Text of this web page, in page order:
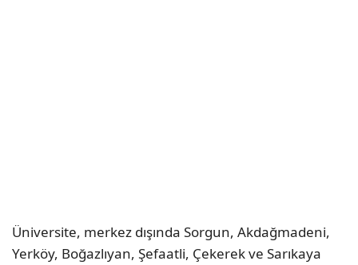
Üniversite, merkez dışında Sorgun, Akdağmadeni,
Yerköy, Boğazlıyan, Şefaatli, Çekerek ve Sarıkaya